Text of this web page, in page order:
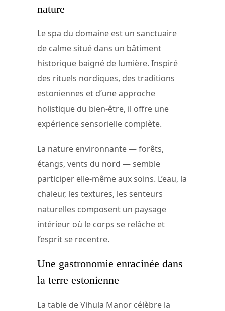
nature
Le spa du domaine est un sanctuaire
de calme situé dans un bâtiment
historique baigné de lumière. Inspiré
des rituels nordiques, des traditions
estoniennes et d’une approche
holistique du bien-être, il offre une
expérience sensorielle complète.
La nature environnante — forêts,
étangs, vents du nord — semble
participer elle-même aux soins. L’eau, la
chaleur, les textures, les senteurs
naturelles composent un paysage
intérieur où le corps se relâche et
l’esprit se recentre.
Une gastronomie enracinée dans
la terre estonienne
La table de Vihula Manor célèbre la